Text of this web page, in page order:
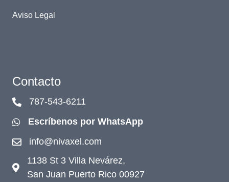
Aviso Legal
Contacto
787-543-6211
Escríbenos por WhatsApp
info@nivaxel.com
1138 St 3 Villa Nevárez,
San Juan Puerto Rico 00927